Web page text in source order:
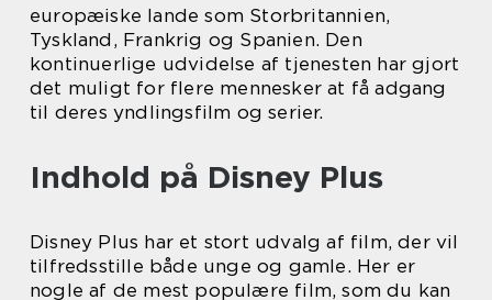
europæiske lande som Storbritannien,
Tyskland, Frankrig og Spanien. Den
kontinuerlige udvidelse af tjenesten har gjort
det muligt for flere mennesker at få adgang
til deres yndlingsfilm og serier.
Indhold på Disney Plus
Disney Plus har et stort udvalg af film, der vil
tilfredsstille både unge og gamle. Her er
nogle af de mest populære film, som du kan